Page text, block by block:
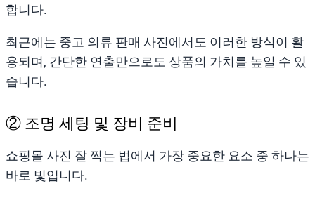
합니다.
최근에는 중고 의류 판매 사진에서도 이러한 방식이 활
용되며, 간단한 연출만으로도 상품의 가치를 높일 수 있
습니다.
② 조명 세팅 및 장비 준비
쇼핑몰 사진 잘 찍는 법에서 가장 중요한 요소 중 하나는
바로 빛입니다.